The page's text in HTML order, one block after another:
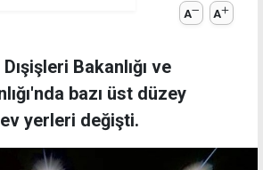
A A
Bakanlığı ve
bazı üst düzey
yerleri değişti.